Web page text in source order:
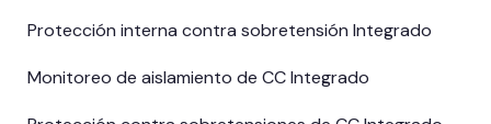
Protección interna contra sobretensión Integrado
Monitoreo de aislamiento de CC Integrado